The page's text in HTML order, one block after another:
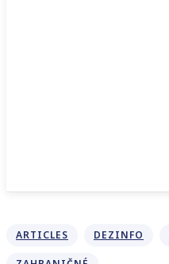
ARTICLES DEZINFO